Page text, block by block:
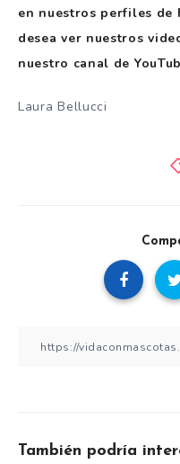
en nuestros perfiles de
desea ver nuestros
nuestro canal de
Laura Bellucci
También podría